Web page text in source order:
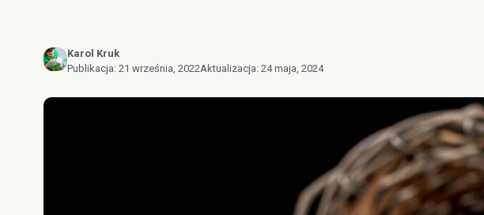
Karol Kruk
Publikacja: 21 września, 2022Aktualizacja: 24 maja, 2024